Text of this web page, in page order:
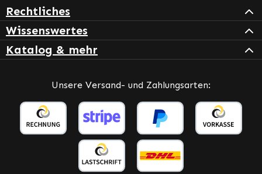
Rechtliches
Wissenswertes
Katalog & mehr
Unsere Versand- und Zahlungsarten: